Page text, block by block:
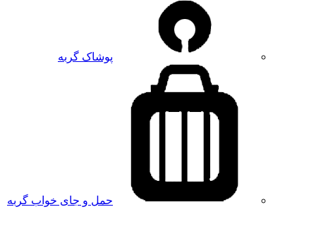
پوشاک گربه
حمل و جای خواب گربه